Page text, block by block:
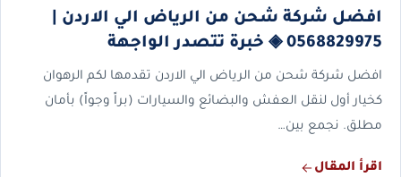
افضل شركة شحن من الرياض الي الاردن |
0568829975 ◈ خبرة تتصدر الواجهة
افضل شركة شحن من الرياض الي الاردن تقدمها لكم الرهوان
كخيار أول لنقل العفش والبضائع والسيارات (براً وجواً) بأمان
مطلق. نجمع بين…
اقرأ المقال